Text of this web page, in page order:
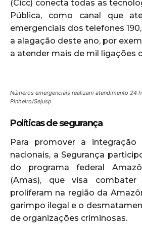
(Cicc) conecta todas as
Pública, como canal que
emergenciais dos telefones 190,
a alagação deste ano, por
a atender mais de mil ligações
Números emergenciais realizam atendimento 24
Pinheiro/Sejusp
Políticas de segurança
Para promover a
nacionais, a Segurança
do programa federal
(Amas), que visa combater
proliferam na região da
garimpo ilegal e o
de organizações criminosas.